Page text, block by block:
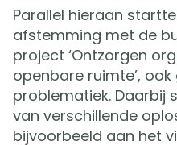
Parallel hieraan startte
afstemming met de
project ‘Ontzorgen
openbare ruimte’,
problematiek. Daarbij
van verschillende
bijvoorbeeld aan het